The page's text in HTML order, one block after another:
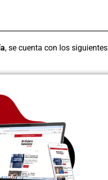
, se cuenta con los siguientes